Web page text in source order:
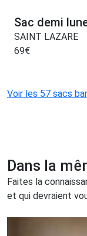
Sac demi
SAINT LAZARE
69€
Voir les 57 sacs
Dans la
Faites la
et qui devraient